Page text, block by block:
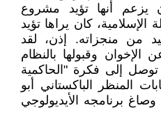
يزعم أنها تؤيد مشروع
الإسلامية، كان يراها تؤيد
من منجزاته. إذن، لقد
وقبولها بالنظام
إلى فكرة "الحاكمية
المنظر الباكستاني أبو
برنامجه الأيديولوجي